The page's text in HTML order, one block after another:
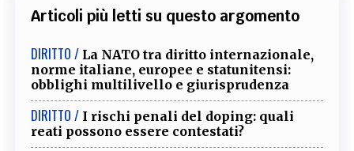
Articoli più letti su questo argomento
DIRITTO / La NATO tra diritto internazionale,
norme italiane, europee e statunitensi:
obblighi multilivello e giurisprudenza
DIRITTO / I rischi penali del doping: quali
reati possono essere contestati?